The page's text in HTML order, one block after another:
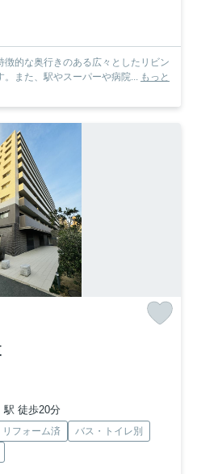
的な奥行きのある広々としたリビン
。また、駅やスーパーや病院... もっと
駅 徒歩20分
リフォーム済
バス・トイレ別